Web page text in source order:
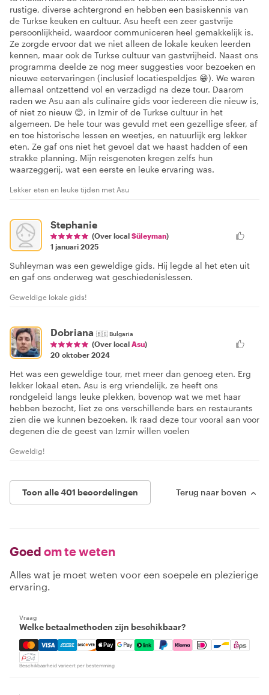
rustige, diverse achtergrond en hebben een basiskennis van
de Turkse keuken en cultuur. Asu heeft een zeer gastvrije
persoonlijkheid, waardoor communiceren heel gemakkelijk is.
Ze zorgde ervoor dat we niet alleen de lokale keuken leerden
kennen, maar ook de Turkse cultuur van gastvrijheid. Naast ons
programma deelde ze nog meer suggesties voor bezoeken en
nieuwe eetervaringen (inclusief locatiespeldjes 😁). We waren
allemaal ontzettend vol en verzadigd na deze tour. Daarom
raden we Asu aan als culinaire gids voor iedereen die nieuw is,
of niet zo nieuw 😊, in Izmir of de Turkse cultuur in het
algemeen. De hele tour was gevuld met een gezellige sfeer, af
en toe historische lessen en weetjes, en natuurlijk erg lekker
eten. Ze gaf ons niet het gevoel dat we haast hadden of een
strakke planning. Mijn reisgenoten kregen zelfs hun
waarzeggerij, wat een eerste en leuke ervaring was.
Lekker eten en leuke tijden met Asu
Stephanie
(Over local Süleyman)
1 januari 2025
Suhleyman was een geweldige gids. Hij legde al het eten uit
en gaf ons onderweg wat geschiedenislessen.
Geweldige lokale gids!
Dobriana 🇧🇬Bulgaria
(Over local Asu)
20 oktober 2024
Het was een geweldige tour, met meer dan genoeg eten. Erg
lekker lokaal eten. Asu is erg vriendelijk, ze heeft ons
rondgeleid langs leuke plekken, bovenop wat we met haar
hebben bezocht, liet ze ons verschillende bars en restaurants
zien die we kunnen bezoeken. Ik raad deze tour vooral aan voor
degenen die de geest van Izmir willen voelen
Geweldig!
Toon alle 401 beoordelingen Terug naar boven
Goed om te weten
Alles wat je moet weten voor een soepele en plezierige
ervaring.
Vraag
Welke betaalmethoden zijn beschikbaar?
Mastercard, Visa, Amex, Discover, Apple Pay, Google
Beschikbaarheid varieert per bestemming